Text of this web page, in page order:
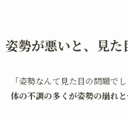
姿勢が悪いと、見た
「姿勢なんて見た目の問題で
体の不調の多くが姿勢の崩れと